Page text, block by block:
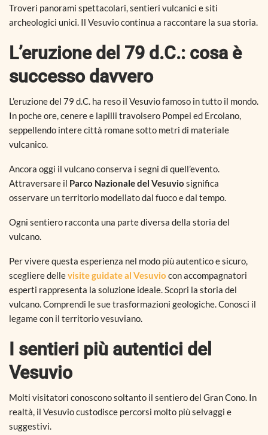
Troveri panorami spettacolari, sentieri vulcanici e siti
archeologici unici. Il Vesuvio continua a raccontare la sua storia.
L’eruzione del 79 d.C.: cosa è
successo davvero
L’eruzione del 79 d.C. ha reso il Vesuvio famoso in tutto il mondo.
In poche ore, cenere e lapilli travolsero Pompei ed Ercolano,
seppellendo intere città romane sotto metri di materiale
vulcanico.
Ancora oggi il vulcano conserva i segni di quell’evento.
Attraversare il Parco Nazionale del Vesuvio significa
osservare un territorio modellato dal fuoco e dal tempo.
Ogni sentiero racconta una parte diversa della storia del
vulcano.
Per vivere questa esperienza nel modo più autentico e sicuro,
scegliere dellevisite guidate al Vesuvio con accompagnatori
esperti rappresenta la soluzione ideale. Scopri la storia del
vulcano. Comprendi le sue trasformazioni geologiche. Conosci il
legame con il territorio vesuviano.
I sentieri più autentici del
Vesuvio
Molti visitatori conoscono soltanto il sentiero del Gran Cono. In
realtà, il Vesuvio custodisce percorsi molto più selvaggi e
suggestivi.